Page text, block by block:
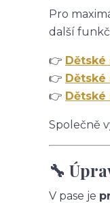
Pro
další
👉
👉
👉
Společně
🔧
V pase je